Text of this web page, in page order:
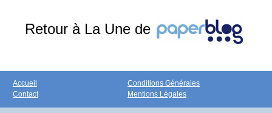
Retour à La Une de
Accueil
Contact
Conditions Générales
Mentions Légales